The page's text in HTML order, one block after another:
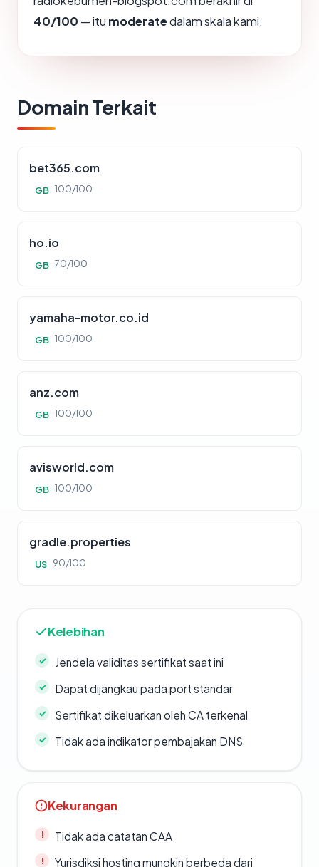
40/100 — itu moderatedalam skala kami.
Domain Terkait
bet365.com
GB 100/100
ho.io
GB 70/100
yamaha-motor.co.id
GB 100/100
anz.com
GB 100/100
avisworld.com
GB 100/100
gradle.properties
US 90/100
Kelebihan
Jendela validitas sertifikat saat ini
Dapat dijangkau pada port standar
Sertifikat dikeluarkan oleh CA terkenal
Tidak ada indikator pembajakan DNS
Kekurangan
Tidak ada catatan CAA
Yurisdiksi hosting mungkin berbeda dari